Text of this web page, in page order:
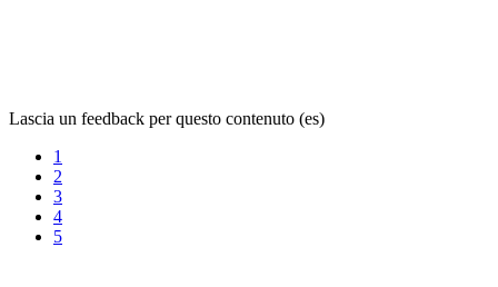
Lascia un feedback per questo contenuto (es)
1
2
3
4
5